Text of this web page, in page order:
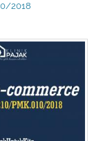
2018